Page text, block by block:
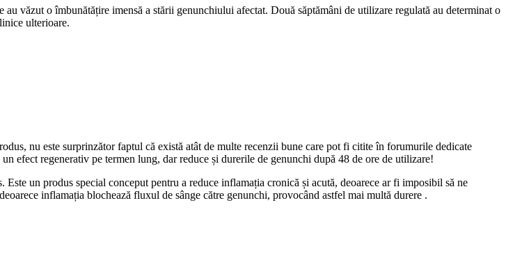
văzut o îmbunătățire imensă a stării genunchiului afectat. Două săptămâni de utilizare regulată au determinat o
ulterioare.
nu este surprinzător faptul că există atât de multe recenzii bune care pot fi citite în forumurile dedicate
efect regenerativ pe termen lung, dar reduce și durerile de genunchi după 48 de ore de utilizare!
un produs special conceput pentru a reduce inflamația cronică și acută, deoarece ar fi imposibil să ne
inflamația blochează fluxul de sânge către genunchi, provocând astfel mai multă durere .